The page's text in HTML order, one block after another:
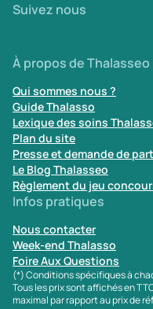
Suivez nous
À propos de Thalasseo
Qui sommes nous ?
Guide Thalasso
Lexique des soins
Plan du site
Presse et demande de
Le Blog Thalasseo
Règlement du jeu
Infos pratiques
Nous contacter
Week-end Thalasso
Foire Aux Questions
(*) Conditions spécifiques à
Tous les prix sont affichés en
maximal par rapport au prix de